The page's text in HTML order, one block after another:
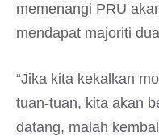
memenangi PRU
mendapat majoriti
“Jika kita kekalkan
tuan-tuan, kita akan
datang, malah